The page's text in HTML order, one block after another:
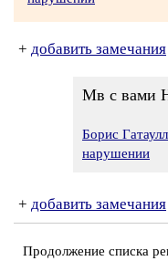
+ добавить замечания
Мв с вами
Борис
нарушении
+ добавить замечания
Продолжение списка